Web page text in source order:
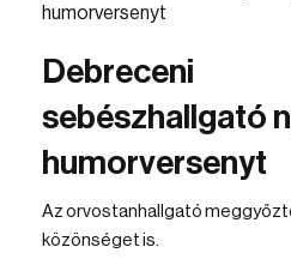
Debreceni
sebészhallgató
humorversenyt
Az orvostanhallgató
közönséget is.